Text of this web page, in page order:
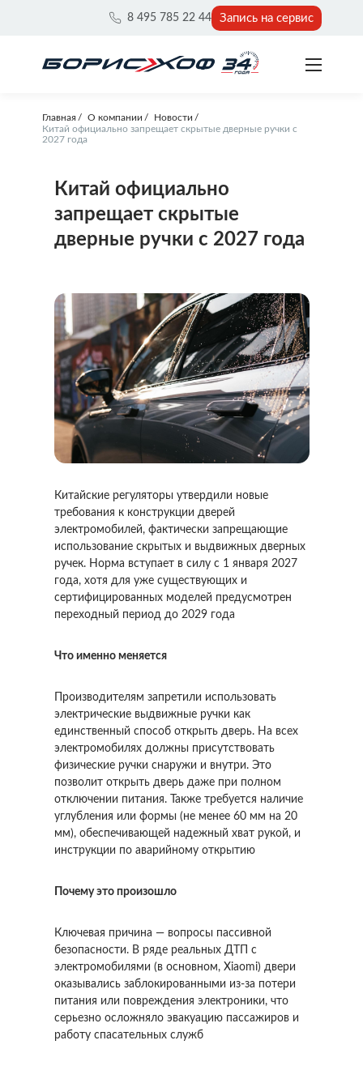
8 495 785 22 44 Запись на сервис
Главная О компании
Новости
Китай официально запрещает скрытые дверные ручки с
2027 года
Китай официально
запрещает скрытые
дверные ручки с 2027 года
Китайские регуляторы утвердили новые
требования к конструкции дверей
электромобилей, фактически запрещающие
использование скрытых и выдвижных дверных
ручек. Норма вступает в силу с 1 января 2027
года, хотя для уже существующих и
сертифицированных моделей предусмотрен
переходный период до 2029 года
Что именно меняется
Производителям запретили использовать
электрические выдвижные ручки как
единственный способ открыть дверь. На всех
электромобилях должны присутствовать
физические ручки снаружи и внутри. Это
позволит открыть дверь даже при полном
отключении питания. Также требуется наличие
углубления или формы (не менее 60 мм на 20
мм), обеспечивающей надежный хват рукой, и
инструкции по аварийному открытию
Почему это произошло
Ключевая причина — вопросы пассивной
безопасности. В ряде реальных ДТП с
электромобилями (в основном, Xiaomi) двери
оказывались заблокированными из-за потери
питания или повреждения электроники, что
серьезно осложняло эвакуацию пассажиров и
работу спасательных служб